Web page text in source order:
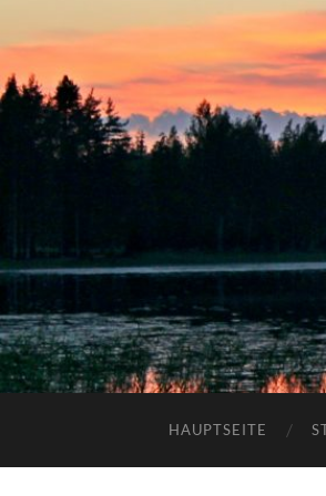
HAUPTSEITE